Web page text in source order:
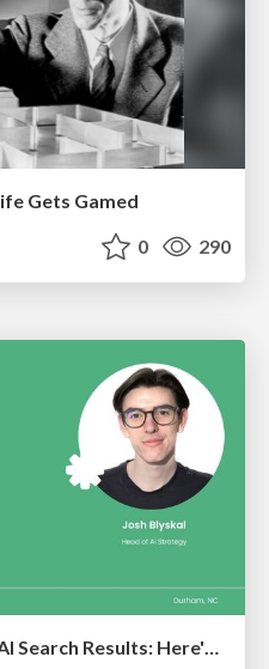
Gets Gamed
0 290